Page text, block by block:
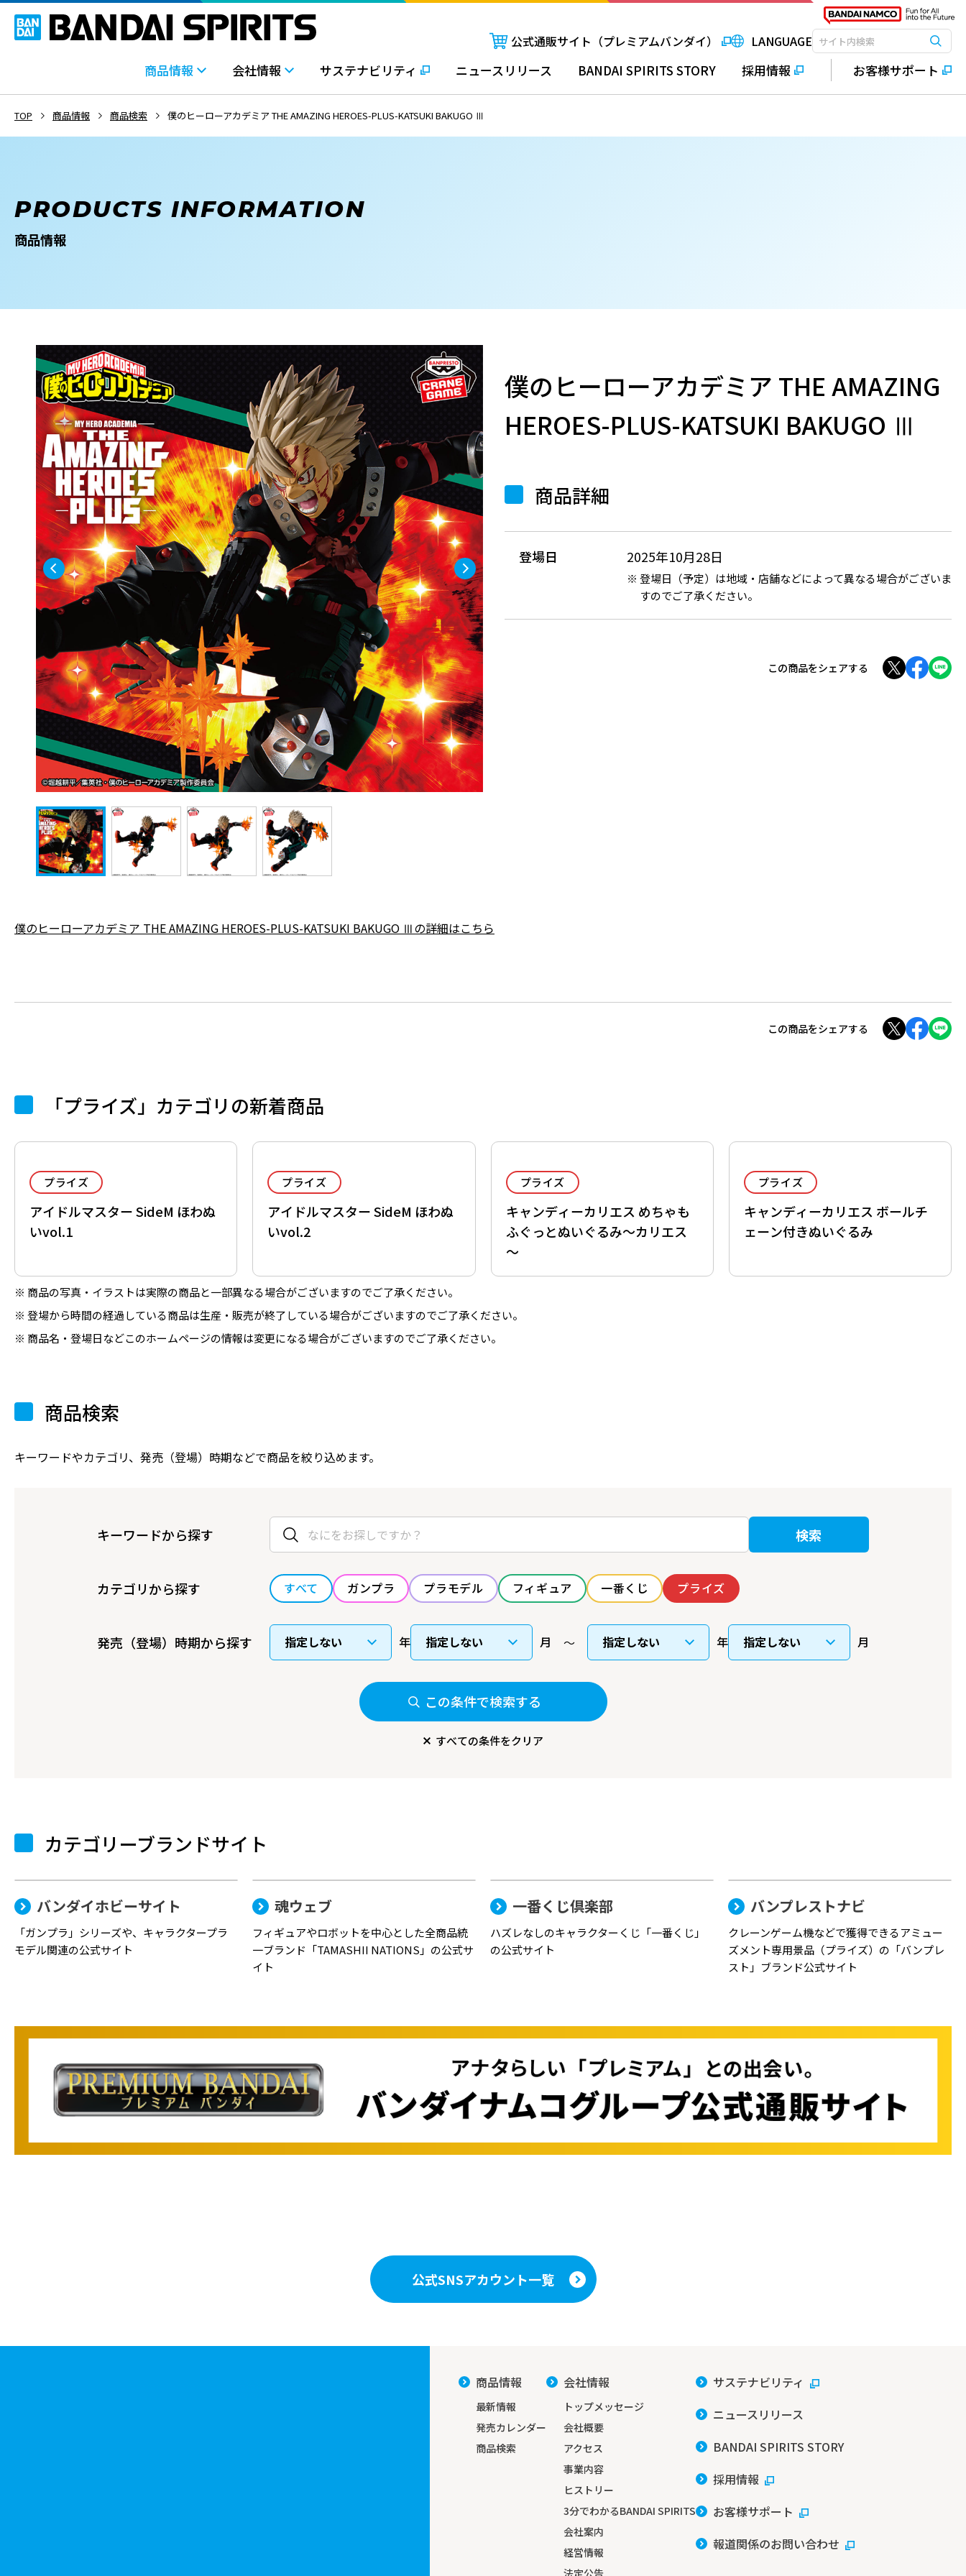
公式通販サイト（プレミアムバンダイ） LANGUAGE検索キーワード入力 検索
商品情報 会社情報 サステナビリティ ニュースリリース BANDAI SPIRITS STORY 採用情報 お客様サポート
TOP 商品情報 商品検索 僕のヒーローアカデミア THE AMAZING HEROES-PLUS-KATSUKI BAKUGO Ⅲ
PRODUCTS INFORMATION
商品情報
僕のヒーローアカデミア THE AMAZING
HEROES-PLUS-KATSUKI BAKUGO Ⅲ
商品詳細
登場日 2025年10月28日
登場日（予定）は地域・店舗などによって異なる場合がございま
すのでご了承ください。
この商品をシェアする
僕のヒーローアカデミア THE AMAZING HEROES-PLUS-KATSUKI BAKUGO Ⅲの詳細はこちら
この商品をシェアする
「プライズ」カテゴリの新着商品
プライズ
アイドルマスター SideM ほわぬ
いvol.1
プライズ
アイドルマスター SideM ほわぬ
いvol.2
プライズ
キャンディーカリエス めちゃも
ふぐっとぬいぐるみ～カリエス
～
プライズ
キャンディーカリエス ボールチ
ェーン付きぬいぐるみ
商品の写真・イラストは実際の商品と一部異なる場合がございますのでご了承ください。
登場から時間の経過している商品は生産・販売が終了している場合がございますのでご了承ください。
商品名・登場日などこのホームページの情報は変更になる場合がございますのでご了承ください。
商品検索
キーワードやカテゴリ、発売（登場）時期などで商品を絞り込めます。
キーワードから探す 検索
カテゴリから探す すべて ガンプラ プラモデル フィギュア 一番くじ プライズ
発売（登場）時期から探す 年 月 年 月
この条件で検索する
すべての条件をクリア
カテゴリーブランドサイト
バンダイホビーサイト
「ガンプラ」シリーズや、キャラクタープラ
モデル関連の公式サイト
魂ウェブ
フィギュアやロボットを中心とした全商品統
一ブランド「TAMASHII NATIONS」の公式サ
イト
一番くじ倶楽部
ハズレなしのキャラクターくじ「一番くじ」
の公式サイト
バンプレストナビ
クレーンゲーム機などで獲得できるアミュー
ズメント専用景品（プライズ）の「バンプレ
スト」ブランド公式サイト
公式SNSアカウント一覧
商品情報
最新情報
発売カレンダー
商品検索
会社情報
トップメッセージ
会社概要
アクセス
事業内容
ヒストリー
3分でわかるBANDAI SPIRITS
会社案内
経営情報
サステナビリティ
ニュースリリース
BANDAI SPIRITS STORY
採用情報
お客様サポート
報道関係のお問い合わせ